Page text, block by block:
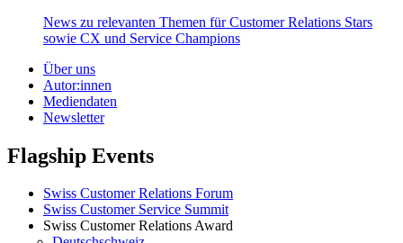
News zu relevanten Themen für Customer Relations Stars
sowie CX und Service Champions
Über uns
Autor:innen
Mediendaten
Newsletter
Flagship Events
Swiss Customer Relations Forum
Swiss Customer Service Summit
Swiss Customer Relations Award